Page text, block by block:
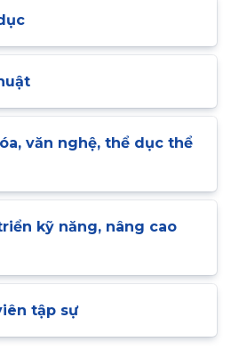
văn nghệ, thể dục thể
kỹ năng, nâng cao
tập sự